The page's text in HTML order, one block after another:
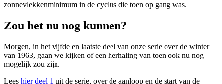
zonnevlekkenminimum in de cyclus die toen op gang was.
Zou het nu nog kunnen?
Morgen, in het vijfde en laatste deel van onze serie over de winter
van 1963, gaan we kijken of een herhaling van toen ook nu nog
mogelijk zou zijn.
Lees hier deel 1 uit de serie, over de aanloop en de start van de